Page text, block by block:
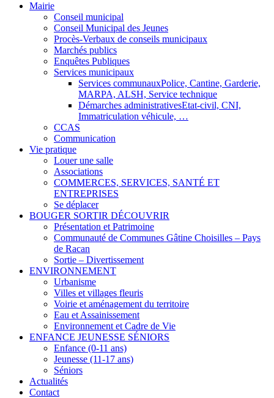
Mairie
Conseil municipal
Conseil Municipal des Jeunes
Procès-Verbaux de conseils municipaux
Marchés publics
Enquêtes Publiques
Services municipaux
Services communauxPolice, Cantine, Garderie,
MARPA, ALSH, Service technique
Démarches administrativesEtat-civil, CNI,
Immatriculation véhicule, …
CCAS
Communication
Vie pratique
Louer une salle
Associations
COMMERCES, SERVICES, SANTÉ ET
ENTREPRISES
Se déplacer
BOUGER SORTIR DÉCOUVRIR
Présentation et Patrimoine
Communauté de Communes Gâtine Choisilles – Pays
de Racan
Sortie – Divertissement
ENVIRONNEMENT
Urbanisme
Villes et villages fleuris
Voirie et aménagement du territoire
Eau et Assainissement
Environnement et Cadre de Vie
ENFANCE JEUNESSE SÉNIORS
Enfance (0-11 ans)
Jeunesse (11-17 ans)
Séniors
Actualités
Contact